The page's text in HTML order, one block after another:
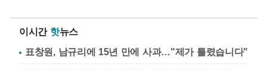
이시간 핫뉴스
표창원, 남규리에 15년 만에 사과…"제가 틀렸습니다"